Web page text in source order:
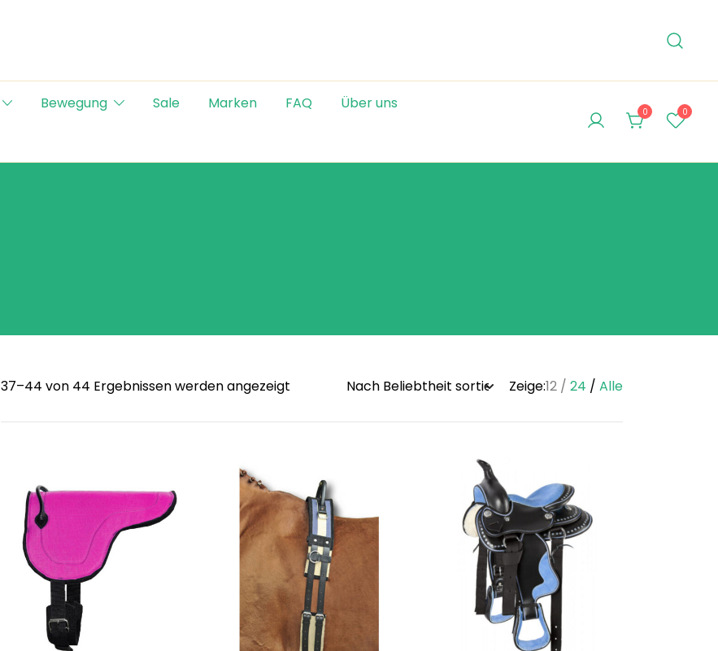
Bewegung Sale Marken FAQ
Über uns
0 0
37–44 von 44 Ergebnissen werden angezeigt
popularity
Zeige:12 24 Alle